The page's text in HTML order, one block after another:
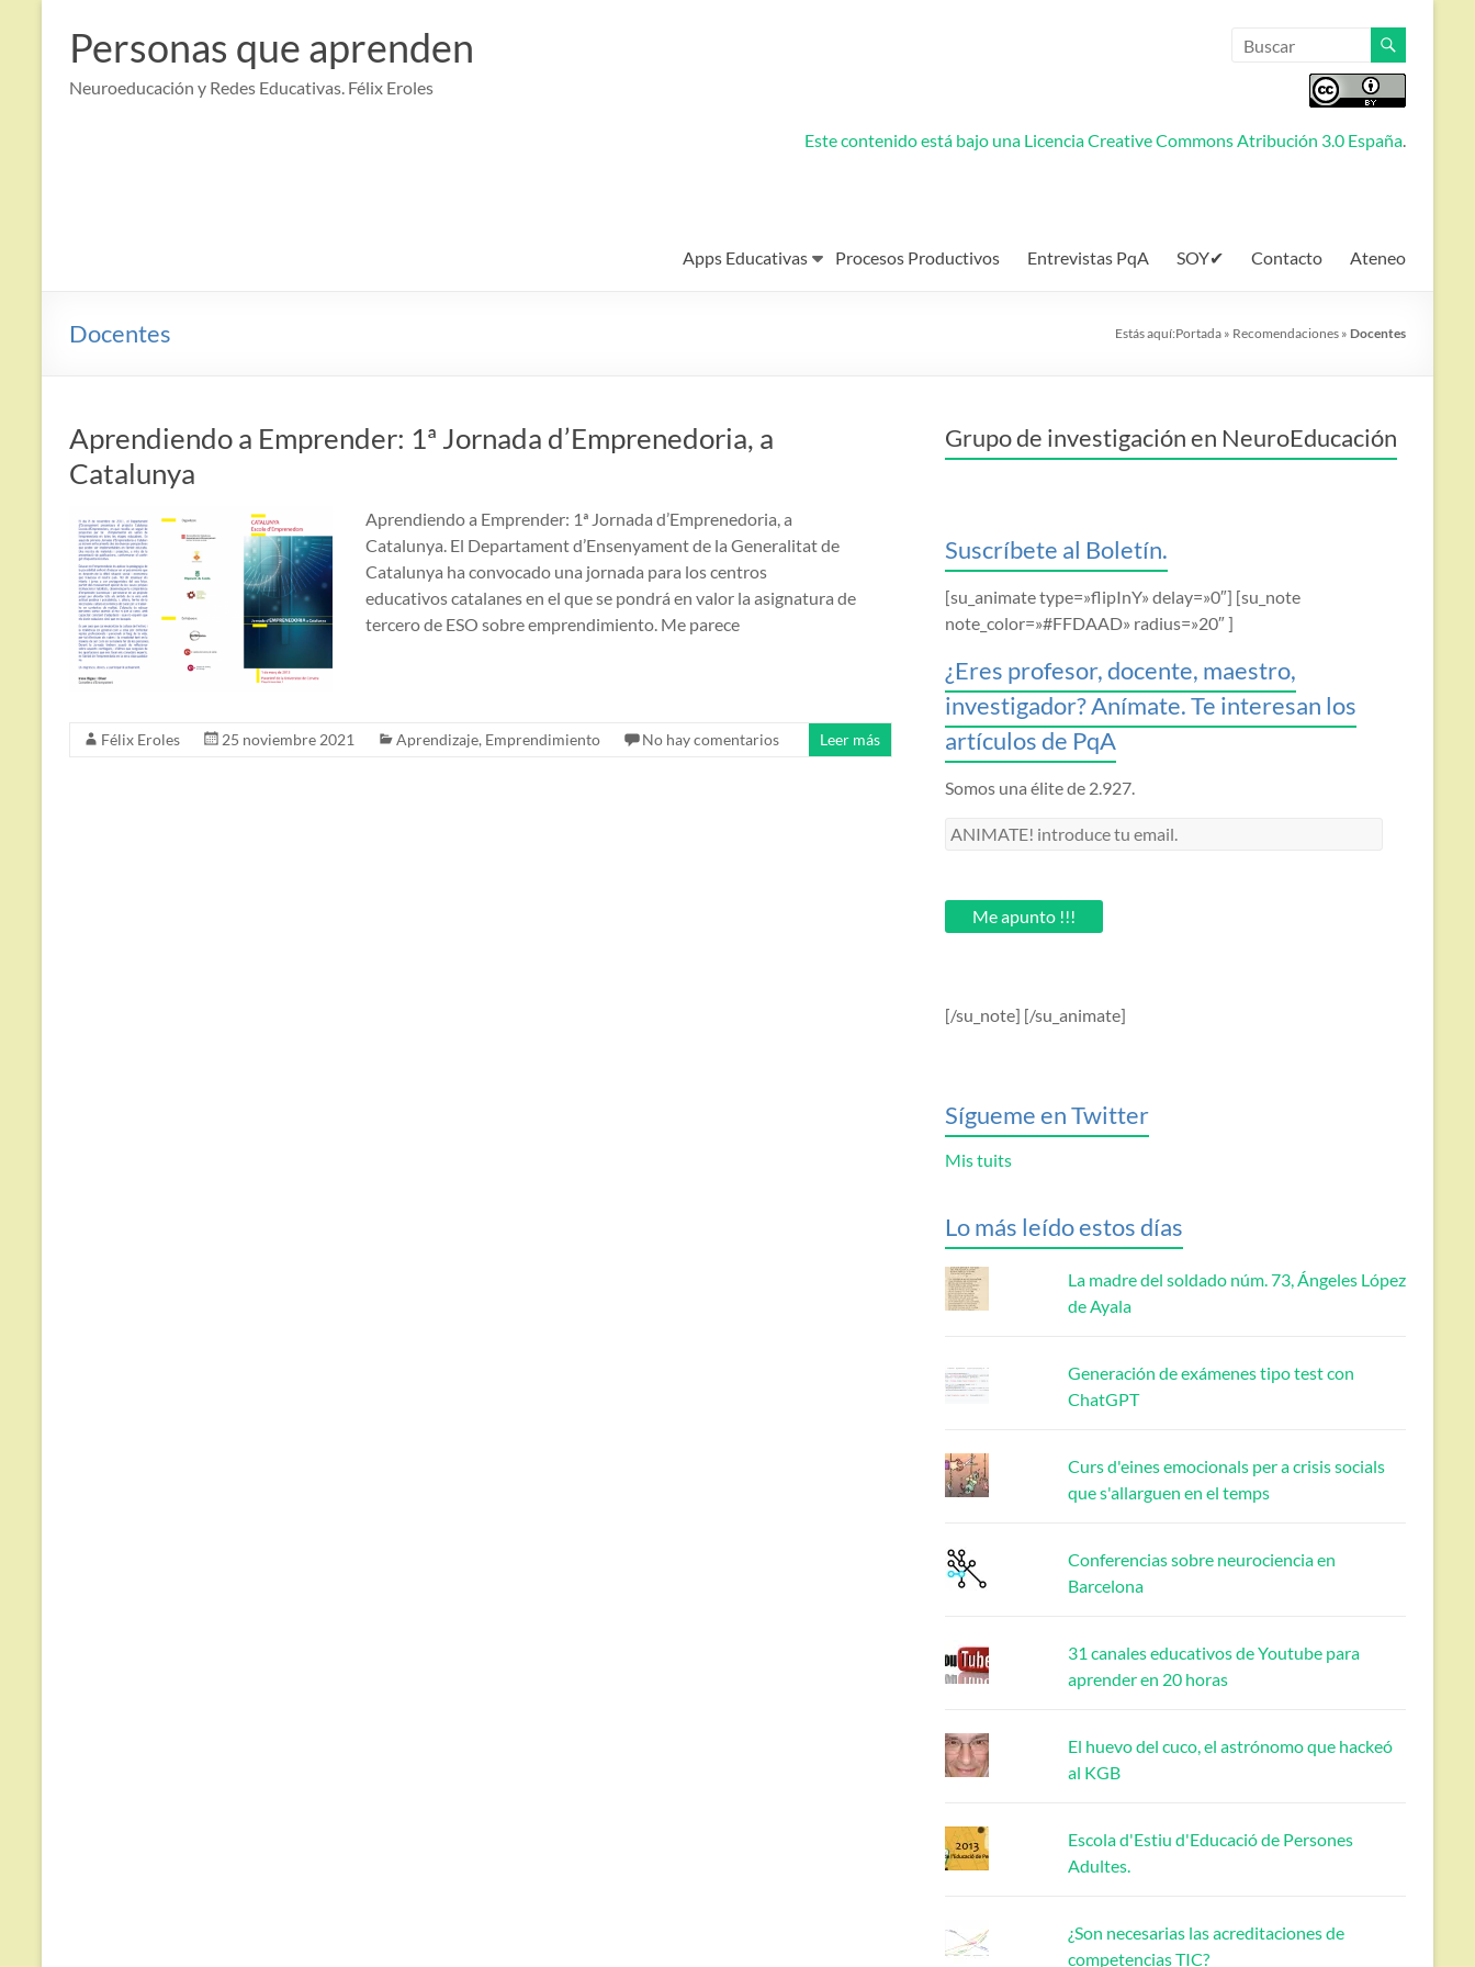
contenido
Personas que aprenden
Neuroeducación y Redes Educativas. Félix Eroles
Este contenido está bajo una Licencia Creative Commons Atribución 3.0 España.
Apps Educativas Procesos Productivos Entrevistas PqA SOY✔ Contacto Ateneo
Docentes Estás aquí:Portada » Recomendaciones » Docentes
Aprendiendo a Emprender: 1ª Jornada d’Emprenedoria, a
Catalunya
Aprendiendo a Emprender: 1ª Jornada d’Emprenedoria, a
Catalunya. El Departament d’Ensenyament de la Generalitat de
Catalunya ha convocado una jornada para los centros
educativos catalanes en el que se pondrá en valor la asignatura de
tercero de ESO sobre emprendimiento. Me parece
Félix Eroles 25 noviembre 2021 Aprendizaje, Emprendimiento No hay comentarios Leer más
Grupo de investigación en NeuroEducación
Suscríbete al Boletín.
[su_animate type=»flipInY» delay=»0″] [su_note
note_color=»#FFDAAD» radius=»20″ ]
¿Eres profesor, docente, maestro,
investigador? Anímate. Te interesan los
artículos de PqA
Somos una élite de 2.927.
ANIMATE!
email.Me apunto !!!
[/su_note] [/su_animate]
Sígueme en Twitter
Mis tuits
Lo más leído estos días
La madre del soldado núm. 73, Ángeles López
de Ayala
Generación de exámenes tipo test con
ChatGPT
Curs d'eines emocionals per a crisis socials
que s'allarguen en el temps
Conferencias sobre neurociencia en
Barcelona
31 canales educativos de Youtube para
aprender en 20 horas
El huevo del cuco, el astrónomo que hackeó
al KGB
Escola d'Estiu d'Educació de Persones
Adultes.
¿Son necesarias las acreditaciones de
competencias TIC?